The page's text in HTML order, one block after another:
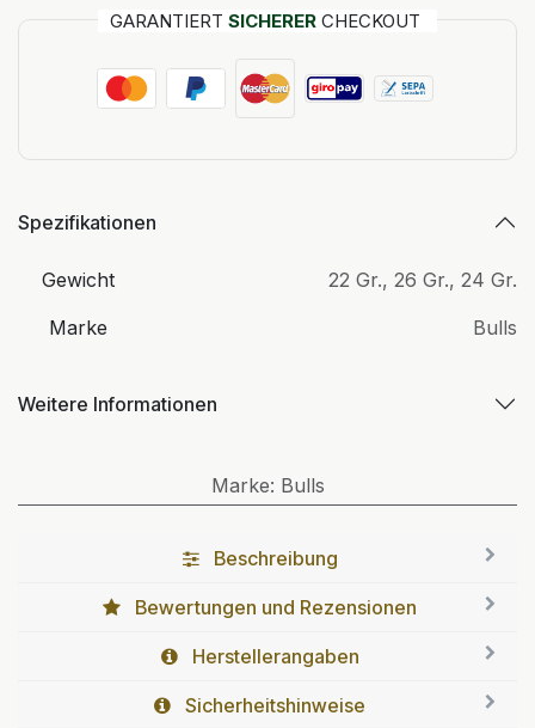
GARANTIERT SICHERER CHECKOUT
Spezifikationen
Gewicht 22 Gr., 26 Gr., 24 Gr.
Marke
Bulls
Weitere Informationen
Marke: Bulls
Beschreibung
Bewertungen und Rezensionen
Herstellerangaben
Sicherheitshinweise